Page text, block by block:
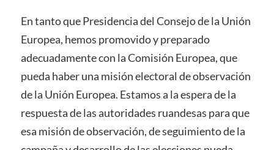
En tanto que Presidencia del Consejo de la Unión
Europea, hemos promovido y preparado
adecuadamente con la Comisión Europea, que
pueda haber una misión electoral de observación
de la Unión Europea. Estamos a la espera de la
respuesta de las autoridades ruandesas para que
esa misión de observación, de seguimiento de la